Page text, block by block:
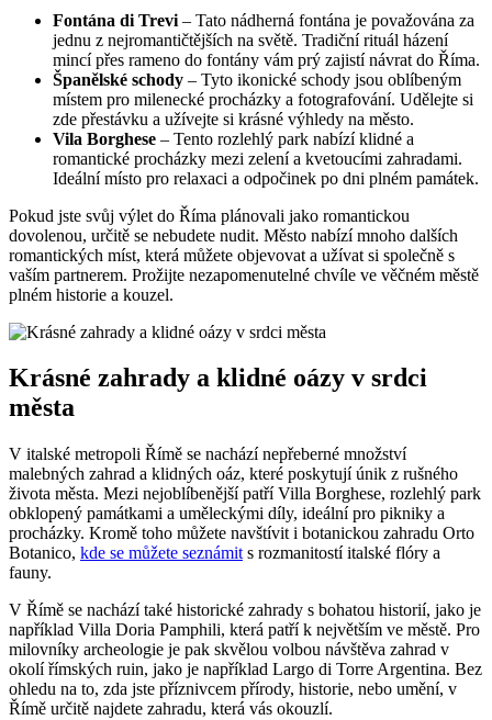
Fontána di Trevi – Tato nádherná fontána je považována za
jednu z nejromantičtějších na světě. Tradiční rituál házení
mincí přes rameno do fontány vám prý zajistí návrat do Říma.
Španělské schody – Tyto ikonické schody jsou oblíbeným
místem pro milenecké procházky a fotografování. Udělejte si
zde přestávku a užívejte si krásné výhledy na město.
Vila Borghese – Tento rozlehlý park nabízí klidné a
romantické procházky mezi zelení a kvetoucími zahradami.
Ideální místo pro relaxaci a odpočinek po dni plném památek.
Pokud jste svůj výlet do Říma plánovali jako romantickou
dovolenou, určitě se nebudete nudit. Město nabízí mnoho dalších
romantických míst, která můžete objevovat a užívat si společně s
vaším partnerem. Prožijte nezapomenutelné chvíle ve věčném městě
plném historie a kouzel.
Krásné zahrady a klidné oázy v srdci
města
V italské metropoli Římě se nachází nepřeberné množství
malebných zahrad a klidných oáz, které poskytují únik z rušného
života města. Mezi nejoblíbenější patří Villa Borghese, rozlehlý park
obklopený památkami a uměleckými díly, ideální pro pikniky a
procházky. Kromě toho můžete navštívit i botanickou zahradu Orto
Botanico, kde se můžete seznámit s rozmanitostí italské flóry a
fauny.
V Římě se nachází také historické zahrady s bohatou historií, jako je
například Villa Doria Pamphili, která patří k největším ve městě. Pro
milovníky archeologie je pak skvělou volbou návštěva zahrad v
okolí římských ruin, jako je například Largo di Torre Argentina. Bez
ohledu na to, zda jste příznivcem přírody, historie, nebo umění, v
Římě určitě najdete zahradu, která vás okouzlí.